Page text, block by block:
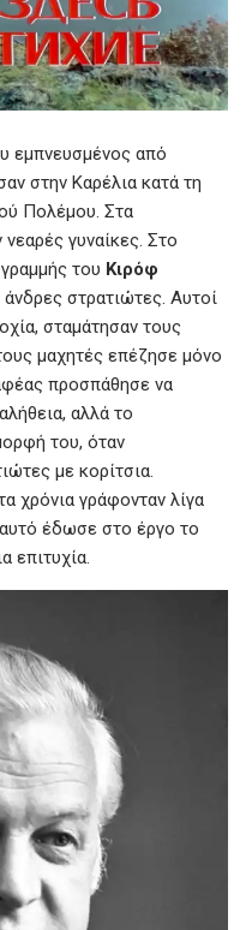
εμπνευσμένος από
στην Καρέλια κατά τη
Πολέμου. Στα
γυναίκες. Στο
του Κιρόφ
στρατιώτες. Αυτοί
σταμάτησαν τους
μαχητές επέζησε μόνο
προσπάθησε να
αλλά το
του, όταν
με κορίτσια.
χρόνια γράφονταν λίγα
αυτό έδωσε στο έργο το
επιτυχία.